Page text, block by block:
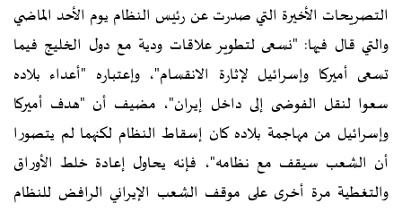
التصريحات الأخيرة التي صدرت عن رئيس النظام يوم الأحد الماضي
والتي قال فيها: "نسعى لتطوير علاقات ودية مع دول الخليج فيما
تسعى أميركا وإسرائيل لإثارة الانقسام"، وإعتباره "أعداء بلاده
سعوا لنقل الفوضى إلى داخل إيران"، مضيف أن "هدف أميركا
وإسرائيل من مهاجمة بلاده كان إسقاط النظام لكنهما لم يتصورا
أن الشعب سيقف مع نظامه"، فإنه يحاول إعادة خلط الأوراق
والتغطية مرة أخرى على موقف الشعب الإيراني الرافض للنظام